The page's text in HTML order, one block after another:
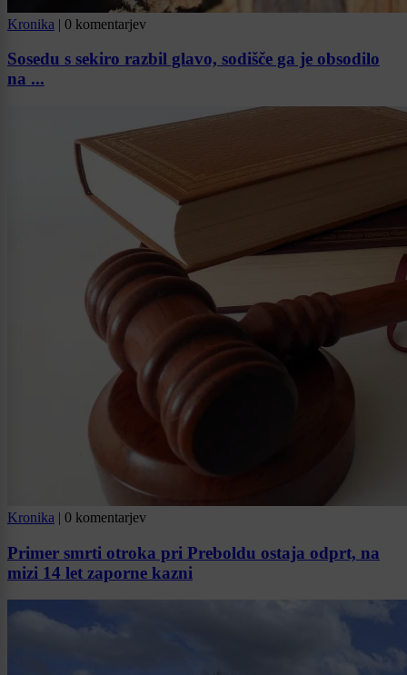
Kronika | 0 komentarjev
Sosedu s sekiro razbil glavo, sodišče ga je obsodilo
na ...
Kronika | 0 komentarjev
Primer smrti otroka pri Preboldu ostaja odprt, na
mizi 14 let zaporne kazni